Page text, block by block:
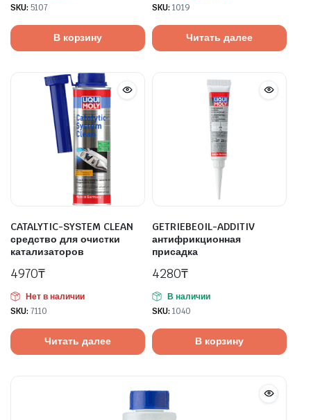
SKU: 5107
В корзину
SKU: 1019
Читать далее
CATALYTIC-SYSTEM CLEAN
средство для очистки
катализаторов
4970₸
Нет в наличии
SKU: 7110
Читать далее
GETRIEBEOIL-ADDITIV
антифрикционная
присадка
4280₸
В наличии
SKU: 1040
В корзину